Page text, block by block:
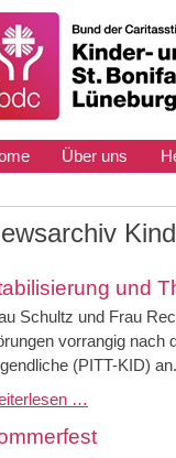
Über uns
und
Schultz und Frau
vorrangig nach
(PITT-KID) an.
…